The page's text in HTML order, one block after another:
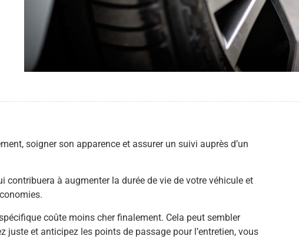
soigner son apparence et assurer un suivi auprès d’un
contribuera à augmenter la durée de vie de votre véhicule et
coûte moins cher finalement. Cela peut sembler
juste et anticipez les points de passage pour l’entretien, vous